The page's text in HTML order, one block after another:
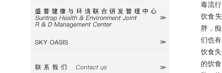
研发中心
联系我们
毒流
饮食
胖，
们也
饮食
的饮